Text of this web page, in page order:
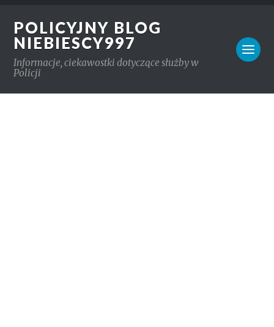
POLICYJNY BLOG
NIEBIESCY997
Informacje, ciekawostki dotyczące służby w
Policji